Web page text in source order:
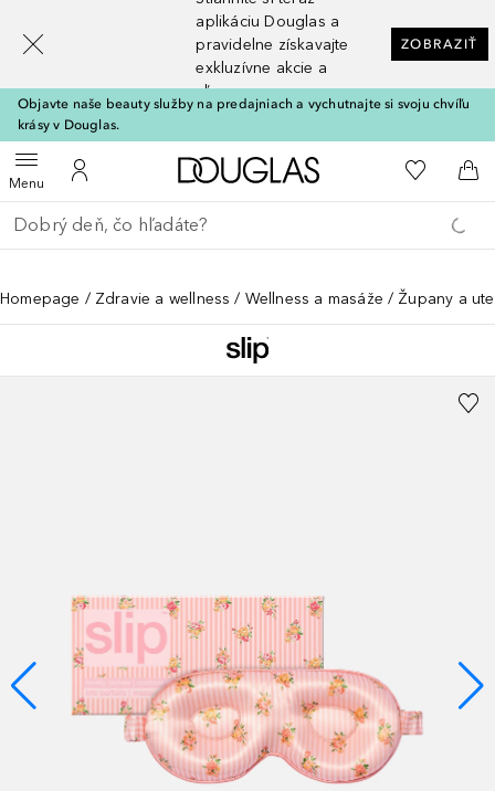
aplikáciu Douglas a
pravidelne získavajte
exkluzívne akcie a
zľavy
ZOBRAZIŤ
Objavte naše beauty služby na predajniach a vychutnajte si svoju chvíľu
krásy v Douglas.
MenuOtvoriť menuDo môjho účtu
Domov Do môjho
Do
Choď späť
Vykonajte vyhľadávanie
Homepage Zdravie a wellness Wellness a masáže Župany a
[navigation.slideout.screenreader]